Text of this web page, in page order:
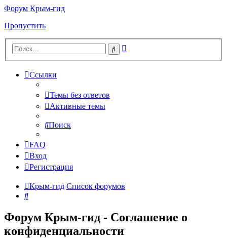
Форум Крым-гид
Пропустить
Поиск
Ссылки
Темы без ответов
Активные темы
Поиск
FAQ
Вход
Регистрация
Крым-гид Список форумов
Поиск
Форум Крым-гид - Соглашение о
конфиденциальности